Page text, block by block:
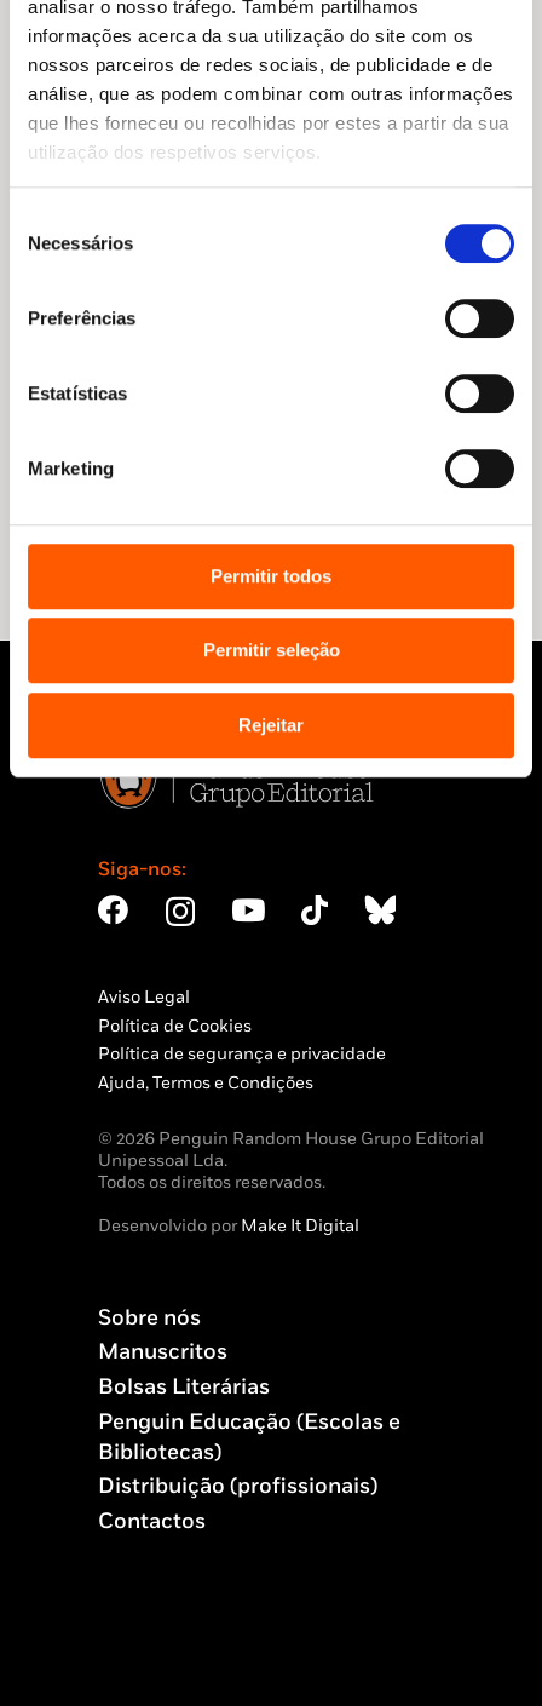
analisar o nosso tráfego. Também partilhamos
informações acerca da sua utilização do site com os
nossos parceiros de redes sociais, de publicidade e de
análise, que as podem combinar com outras informações
que lhes forneceu ou recolhidas por estes a partir da sua
utilização dos respetivos serviços.
Necessários
Preferências
Estatísticas
Marketing
Permitir todos
Permitir seleção
Rejeitar
15,95€O
preço
original
era:
15,95 €.
14,36€O
preço
atual
é:
14,36 €.
O Grande Livro de Histórias
para Adormecer
Varios autores
14,95€O
preço
era:
14,95 €.
13,46 €O
preço
é:
13,46 €.
Flora e Bambu 4: A
Compota Perfeita
Cathon
10,45
era:
10,45 €.
é:
9,41 €.
preço
era:
10,45 €.
€O
preço
é:
9,41 €.
Alice 8: O Concurso de
Siga-nos:
Aviso Legal
Política de Cookies
Política de segurança e privacidade
Ajuda, Termos e Condições
© 2026 Penguin Random House Grupo Editorial
Unipessoal Lda.
Todos os direitos reservados.
Desenvolvido porMake It Digital
Sobre nós
Manuscritos
Bolsas Literárias
Penguin Educação (Escolas e
Bibliotecas)
Distribuição (profissionais)
Contactos